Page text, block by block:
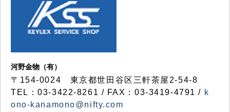
河野金物（有）
〒154-0024 東京都世田谷区三軒茶屋2-54-8
TEL：03-3422-8261 / FAX：03-3419-4791 / k
ono-kanamono@nifty.com